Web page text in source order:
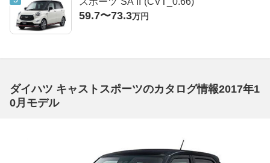
59.7〜73.3万円
ダイハツ キャストスポーツのカタログ情報2017年1
0月モデル